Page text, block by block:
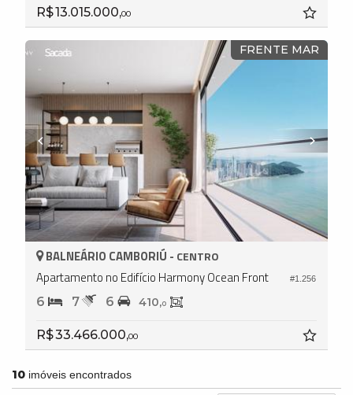
R$ 13.015.000,00
FRENTE MAR
#1.256
BALNEÁRIO CAMBORIÚ - CENTRO
Apartamento no Edifício Harmony Ocean Front
6 7 6 410,0
R$ 33.466.000,00
10 imóveis encontrados